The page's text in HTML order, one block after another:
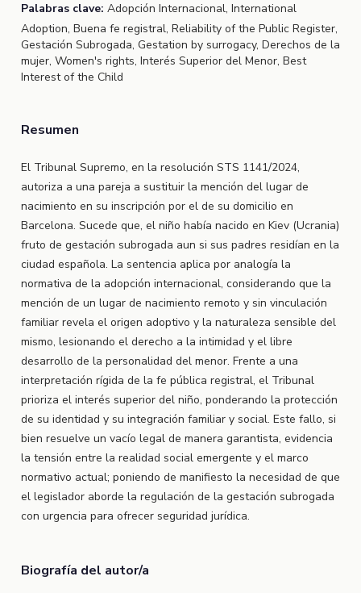
Palabras clave: Adopción Internacional, International
Adoption, Buena fe registral, Reliability of the Public Register,
Gestación Subrogada, Gestation by surrogacy, Derechos de la
mujer, Women's rights, Interés Superior del Menor, Best
Interest of the Child
Resumen
El Tribunal Supremo, en la resolución STS 1141/2024,
autoriza a una pareja a sustituir la mención del lugar de
nacimiento en su inscripción por el de su domicilio en
Barcelona. Sucede que, el niño había nacido en Kiev (Ucrania)
fruto de gestación subrogada aun si sus padres residían en la
ciudad española. La sentencia aplica por analogía la
normativa de la adopción internacional, considerando que la
mención de un lugar de nacimiento remoto y sin vinculación
familiar revela el origen adoptivo y la naturaleza sensible del
mismo, lesionando el derecho a la intimidad y el libre
desarrollo de la personalidad del menor. Frente a una
interpretación rígida de la fe pública registral, el Tribunal
prioriza el interés superior del niño, ponderando la protección
de su identidad y su integración familiar y social. Este fallo, si
bien resuelve un vacío legal de manera garantista, evidencia
la tensión entre la realidad social emergente y el marco
normativo actual; poniendo de manifiesto la necesidad de que
el legislador aborde la regulación de la gestación subrogada
con urgencia para ofrecer seguridad jurídica.
Biografía del autor/a